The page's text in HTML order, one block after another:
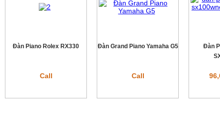
Đàn Piano Rolex RX330
Call
Đàn Grand Piano Yamaha G5
Call
Đàn